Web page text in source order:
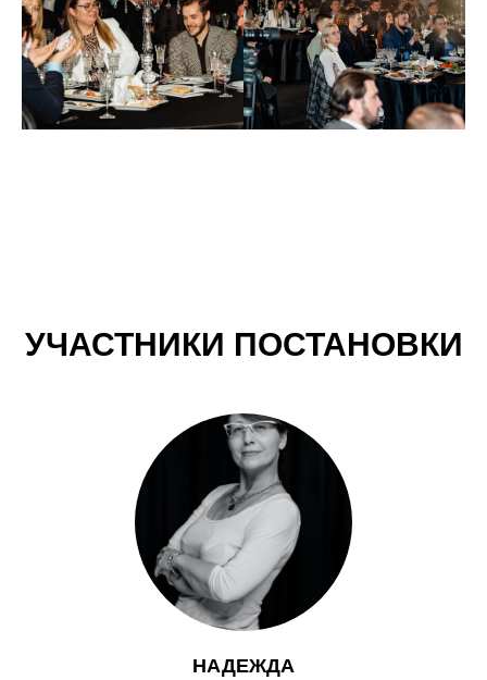
УЧАСТНИКИ ПОСТАНОВКИ
НАДЕЖДА